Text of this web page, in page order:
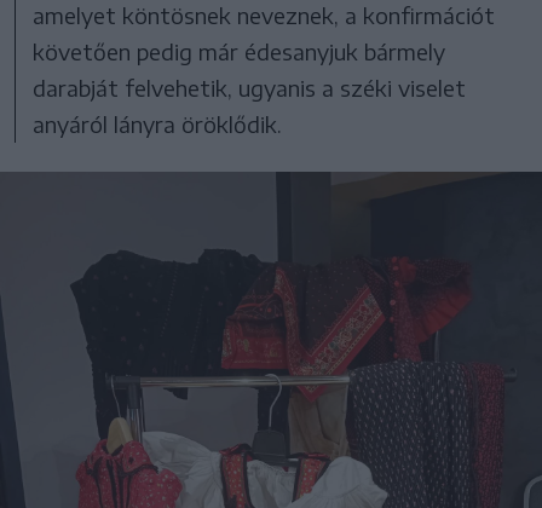
amelyet köntösnek neveznek, a konfirmációt
követően pedig már édesanyjuk bármely
darabját felvehetik, ugyanis a széki viselet
anyáról lányra öröklődik.